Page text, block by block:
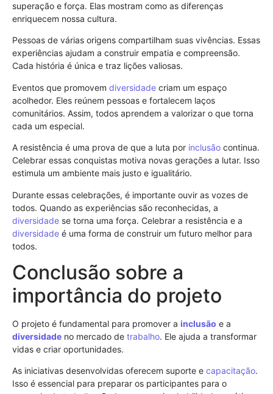
superação e força. Elas mostram como as diferenças
enriquecem nossa cultura.
Pessoas de várias origens compartilham suas vivências. Essas
experiências ajudam a construir empatia e compreensão.
Cada história é única e traz lições valiosas.
Eventos que promovem diversidade criam um espaço
acolhedor. Eles reúnem pessoas e fortalecem laços
comunitários. Assim, todos aprendem a valorizar o que torna
cada um especial.
A resistência é uma prova de que a luta por inclusão continua.
Celebrar essas conquistas motiva novas gerações a lutar. Isso
estimula um ambiente mais justo e igualitário.
Durante essas celebrações, é importante ouvir as vozes de
todos. Quando as experiências são reconhecidas, a
diversidade se torna uma força. Celebrar a resistência e a
diversidade é uma forma de construir um futuro melhor para
todos.
Conclusão sobre a
importância do projeto
O projeto é fundamental para promover a inclusão e a
diversidade no mercado de trabalho. Ele ajuda a transformar
vidas e criar oportunidades.
As iniciativas desenvolvidas oferecem suporte e capacitação.
Isso é essencial para preparar os participantes para o